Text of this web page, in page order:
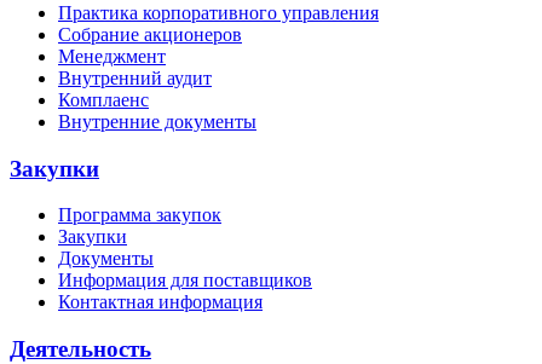
Практика корпоративного управления
Собрание акционеров
Менеджмент
Внутренний аудит
Комплаенс
Внутренние документы
Закупки
Программа закупок
Закупки
Документы
Информация для поставщиков
Контактная информация
Деятельность